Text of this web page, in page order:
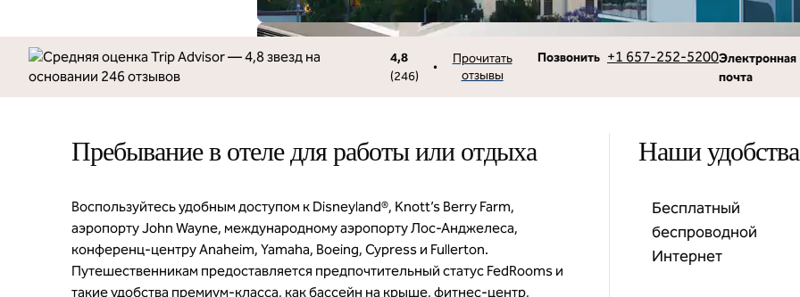
4,8
(246)
•
Прочитать
отзывы
Позвонить
Звоните +1 657-252-5200Электронная
почта
Email
Пребывание в отеле для работы или отдыха
Воспользуйтесь удобным доступом к Disneyland®, Knott’s Berry Farm,
аэропорту John Wayne, международному аэропорту Лос-Анджелеса,
конференц-центру Anaheim, Yamaha, Boeing, Cypress и Fullerton.
Путешественникам предоставляется предпочтительный статус FedRooms и
такие удобства премиум-класса, как бассейн на крыше, фитнес-центр,
Наши удобства
Бесплатный
беспроводной
Интернет